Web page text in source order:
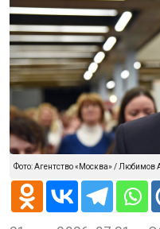
Фото: Агентство «Москва» / Любимов